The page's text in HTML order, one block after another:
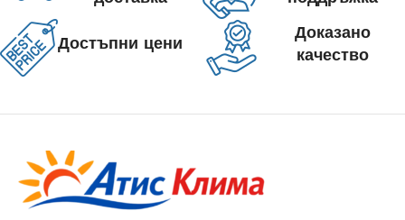
Достъпни цени
Доказано
качество